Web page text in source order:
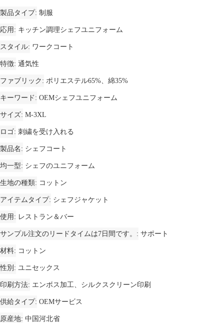
製品タイプ 制服
応用 キッチン調理シェフユニフォーム
スタイル ワークコート
特徴 通気性
ファブリック ポリエステル65%、綿35%
キーワード OEMシェフユニフォーム
サイズ M-3XL
ロゴ 刺繍を受け入れる
製品名 シェフコート
均一型 シェフのユニフォーム
生地の種類 コットン
アイテムタイプ シェフジャケット
使用 レストラン＆バー
サンプル注文のリードタイムは7日間です。 サポート
材料 コットン
性別 ユニセックス
印刷方法 エンボス加工、シルクスクリーン印刷
供給タイプ OEMサービス
原産地 中国河北省